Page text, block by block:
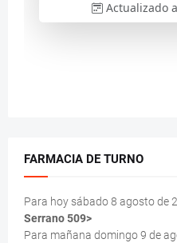
FARMACIA DE TURNO
Para hoy sábado 8 agosto de
Serrano 509>
Para mañana domingo 9 de